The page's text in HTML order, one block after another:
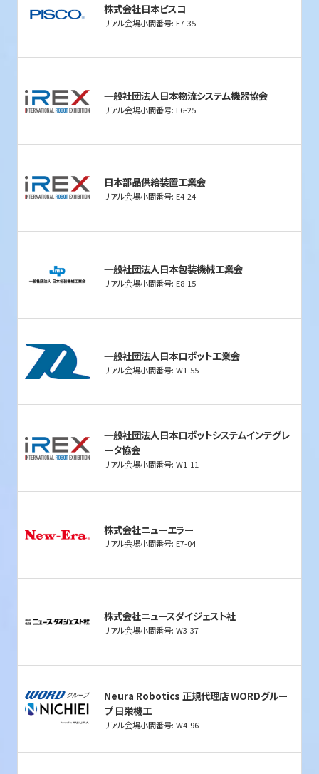
株式会社日本ピスコ
リアル会場小間番号: E7-35
一般社団法人日本物流システム機器協会
リアル会場小間番号: E6-25
日本部品供給装置工業会
リアル会場小間番号: E4-24
一般社団法人日本包装機械工業会
リアル会場小間番号: E8-15
一般社団法人日本ロボット工業会
リアル会場小間番号: W1-55
一般社団法人日本ロボットシステムインテグレ
ータ協会
リアル会場小間番号: W1-11
株式会社ニューエラー
リアル会場小間番号: E7-04
株式会社ニュースダイジェスト社
リアル会場小間番号: W3-37
Neura Robotics 正規代理店 WORDグルー
プ 日栄機工
リアル会場小間番号: W4-96